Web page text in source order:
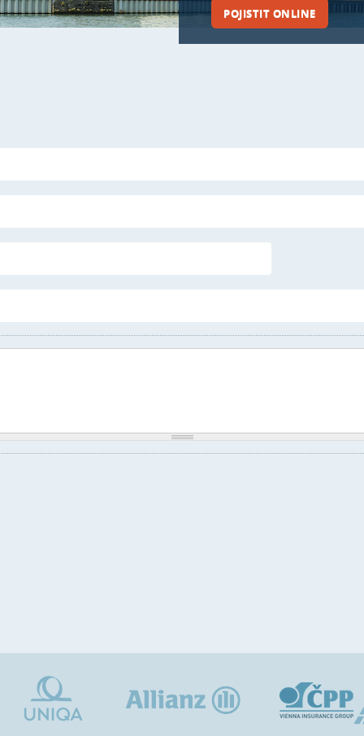
POJISTIT ONLINE